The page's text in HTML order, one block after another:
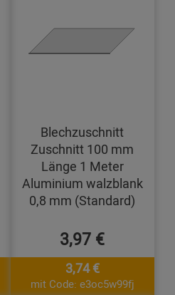
Blechzuschnitt
Zuschnitt 100 mm
Länge 1 Meter
Aluminium walzblank
0,8 mm (Standard)
3,97 €
3,74 €
mit Code: e3oc5w99fj